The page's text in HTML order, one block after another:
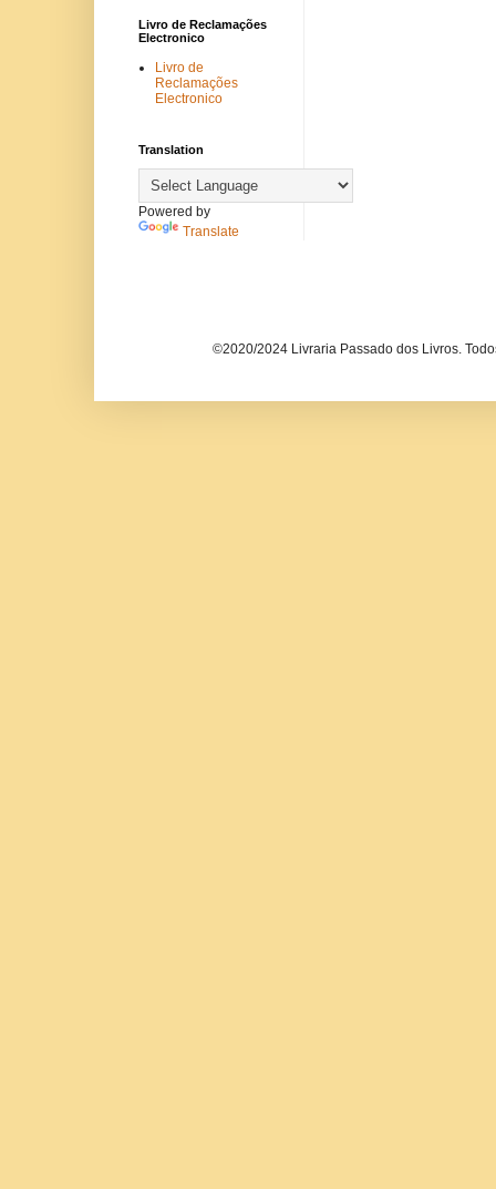
Livro de Reclamações
Electronico
Livro de
Reclamações
Electronico
Translation
Powered by
Translate
©2020/2024 Livraria Passado dos Livros.